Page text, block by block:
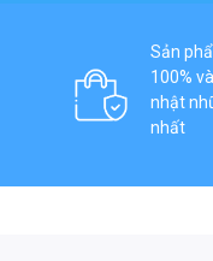
Sản
100%
nhật
nhất